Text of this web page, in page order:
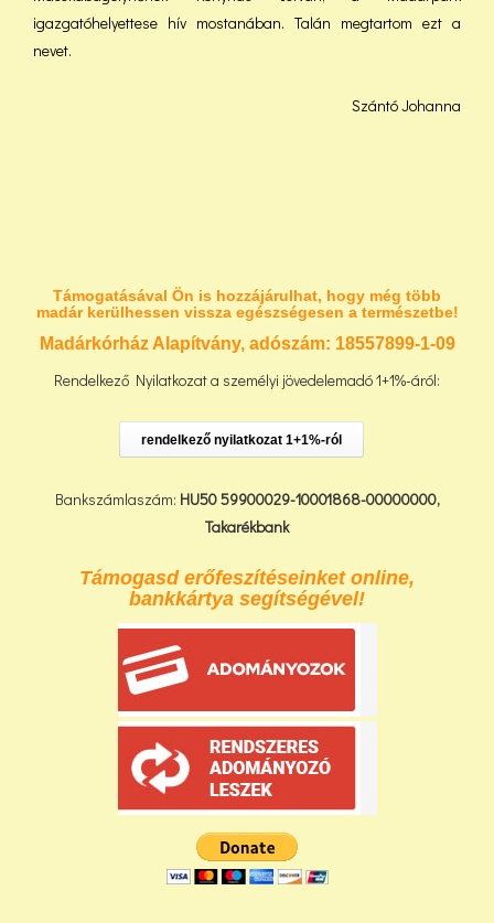
igazgatóhelyettese hív mostanában. Talán megtartom ezt a
nevet.
Szántó Johanna
Támogatásával Ön is hozzájárulhat, hogy még több
madár kerülhessen vissza egészségesen a természetbe!
Madárkórház Alapítvány, adószám: 18557899-1-09
Rendelkező Nyilatkozat a személyi jövedelemadó 1+1%-áról:
rendelkező nyilatkozat 1+1%-ról
Bankszámlaszám: HU50 59900029-10001868-00000000,
Takarékbank
Támogasd erőfeszítéseinket online,
bankkártya segítségével!